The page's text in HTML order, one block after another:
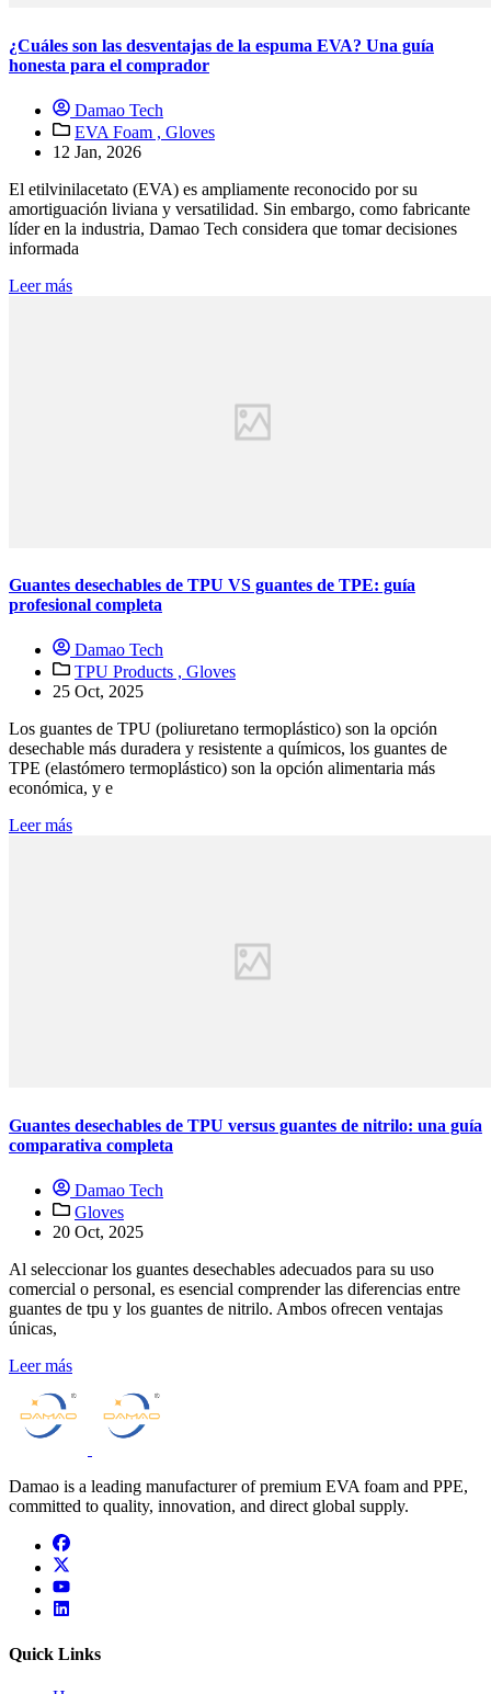
¿Cuáles son las desventajas de la espuma EVA? Una guía
honesta para el comprador
Damao Tech
EVA Foam , Gloves
12 Jan, 2026
El etilvinilacetato (EVA) es ampliamente reconocido por su
amortiguación liviana y versatilidad. Sin embargo, como fabricante
líder en la industria, Damao Tech considera que tomar decisiones
informada
Leer más
Guantes desechables de TPU VS guantes de TPE: guía
profesional completa
Damao Tech
TPU Products , Gloves
25 Oct, 2025
Los guantes de TPU (poliuretano termoplástico) son la opción
desechable más duradera y resistente a químicos, los guantes de
TPE (elastómero termoplástico) son la opción alimentaria más
económica, y e
Leer más
Guantes desechables de TPU versus guantes de nitrilo: una guía
comparativa completa
Damao Tech
Gloves
20 Oct, 2025
Al seleccionar los guantes desechables adecuados para su uso
comercial o personal, es esencial comprender las diferencias entre
guantes de tpu y los guantes de nitrilo. Ambos ofrecen ventajas
únicas,
Leer más
Damao is a leading manufacturer of premium EVA foam and PPE,
committed to quality, innovation, and direct global supply.
facebook
x
youtube
linkedin
Quick Links